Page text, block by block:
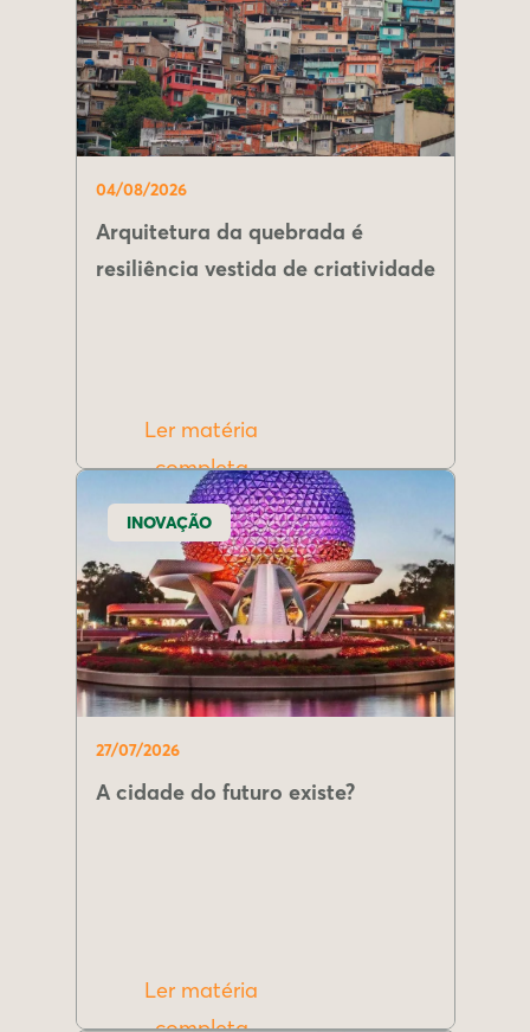
04/08/2026
Arquitetura da quebrada é
resiliência vestida de criatividade
Ler matéria
completa
INOVAÇÃO
27/07/2026
A cidade do futuro existe?
Ler matéria